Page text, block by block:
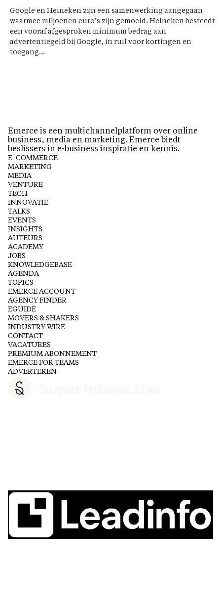
Google en Heineken zijn een samenwerking aangegaan
waarmee miljoenen euro’s zijn gemoeid. Heineken besteedt
een vooraf afgesproken minimum bedrag aan
advertentiegeld bij Google, in ruil voor kortingen en
toegang...
Emerce is een multichannelplatform over online
business, media en marketing. Emerce biedt
beslissers in e-business inspiratie en kennis.
E-COMMERCE
MARKETING
MEDIA
VENTURE
TECH
INNOVATIE
TALKS
EVENTS
INSIGHTS
AUTEURS
ACADEMY
JOBS
KNOWLEDGEBASE
AGENDA
TOPICS
EMERCE ACCOUNT
AGENCY FINDER
EGUIDE
MOVERS & SHAKERS
INDUSTRY WIRE
CONTACT
VACATURES
PREMIUM ABONNEMENT
EMERCE FOR TEAMS
ADVERTEREN